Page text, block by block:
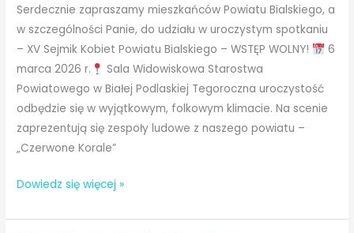
marca
2026
r.
(GALERIA
ZDJĘĆ)
Serdecznie zapraszamy mieszkańców Powiatu Bialskiego, a
w szczególności Panie, do udziału w uroczystym spotkaniu
– XV Sejmik Kobiet Powiatu Bialskiego – WSTĘP WOLNY!
6
marca 2026 r.
Sala Widowiskowa Starostwa
Powiatowego w Białej Podlaskiej Tegoroczna uroczystość
odbędzie się w wyjątkowym, folkowym klimacie. Na scenie
zaprezentują się zespoły ludowe z naszego powiatu –
„Czerwone Korale”
Już
marca
Dowiedz się więcej »